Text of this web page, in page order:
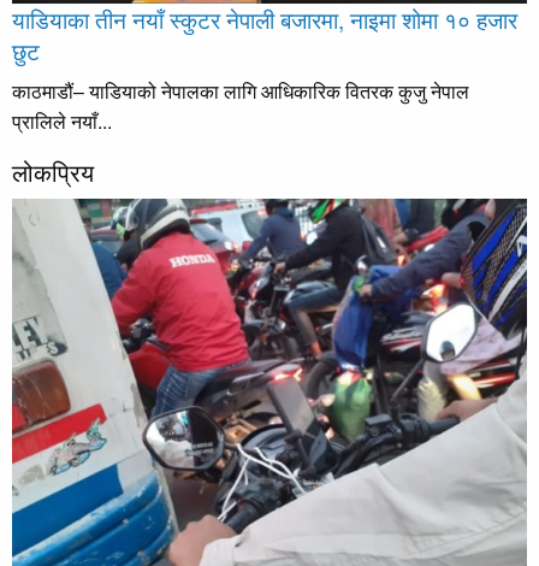
याडियाका तीन नयाँ स्कुटर नेपाली बजारमा, नाइमा शोमा १० हजार
छुट
काठमाडौं– याडियाको नेपालका लागि आधिकारिक वितरक कुजु नेपाल
प्रालिले नयाँ...
लोकप्रिय